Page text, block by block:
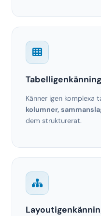
Tabelligenkänning
Känner igen komplexa
kolumner,
dem strukturerat.